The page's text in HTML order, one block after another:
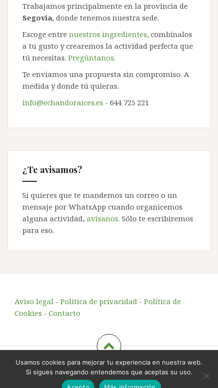
Trabajamos principalmente en la provincia de
Segovia, donde tenemos nuestra sede.
Escoge entre nuestros ingredientes, combínalos
a tu gusto y crearemos la actividad perfecta que
tú necesitas. Pregúntanos.
Te enviamos una propuesta sin compromiso. A
medida y donde tú quieras.
info@echandoraices.es - 644 725 221
¿Te avisamos?
Si quieres que te mandemos un correo o un
mensaje por WhatsApp cuando organicemos
alguna actividad, avísanos. Sólo te escribiremos
para eso.
Aviso legal - Política de privacidad - Política de
Cookies - Contacto
Echando Raíces, educación y animación en el entorno
info@echandoraices.es-644 725 221
Usamos cookies para mejorar tu experiencia en nuestra web.
Si sigues navegando entendemos que aceptas su uso.